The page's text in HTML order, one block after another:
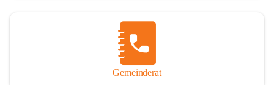
Gemeinderat